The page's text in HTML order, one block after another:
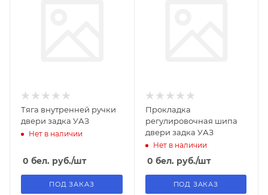
Тяга внутренней ручки
двери задка УАЗ
Нет в наличии
0 бел. руб./шт
ПОД ЗАКАЗ
Прокладка
регулировочная шипа
двери задка УАЗ
Нет в наличии
0 бел. руб./шт
ПОД ЗАКАЗ